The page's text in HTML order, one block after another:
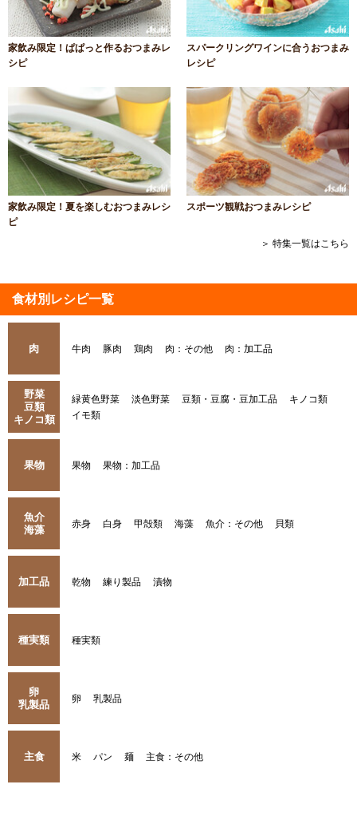
家飲み限定！ぱぱっと作るおつまみレ
シピ
スパークリングワインに合うおつまみ
レシピ
家飲み限定！夏を楽しむおつまみレシ
ピ
スポーツ観戦おつまみレシピ
＞ 特集一覧はこちら
食材別レシピ一覧
肉 牛肉 豚肉 鶏肉 肉：その他 肉：加工品
野菜
豆類
キノコ類
緑黄色野菜 淡色野菜 豆類・豆腐・豆加工品
キノコ類
イモ類
果物 果物 果物：加工品
魚介
海藻
赤身 白身 甲殻類 海藻 魚介：その他 貝類
加工品 乾物 練り製品 漬物
種実類 種実類
卵
乳製品
卵 乳製品
主食 米 パン 麺 主食：その他